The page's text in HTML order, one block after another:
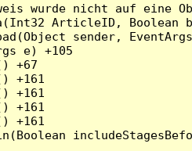
wurde nicht auf eine
ArticleID, Boolean
sender,
e) +105
+67
+161
+161
+161
+161